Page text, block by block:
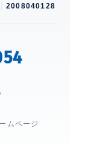
化、 IHクッキ
ール電化(地
りテレビは付
配ボックス、
備、 フロア毎
2008040128
ムページ